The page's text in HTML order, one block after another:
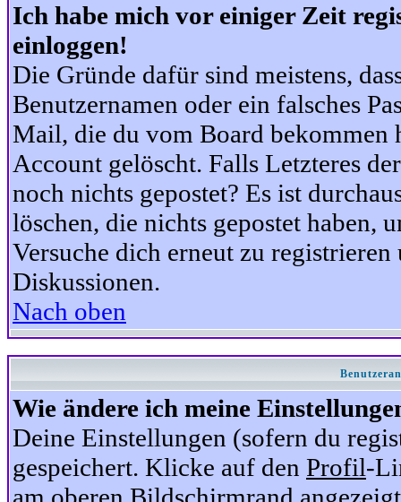
Ich habe mich vor einiger Zeit
einloggen!
Die Gründe dafür sind meistens,
Benutzernamen oder ein falsches
Mail, die du vom Board bekommen
Account gelöscht. Falls Letzteres
noch nichts gepostet? Es ist
löschen, die nichts gepostet haben,
Versuche dich erneut zu
Diskussionen.
Nach oben
Wie ändere ich meine
Deine Einstellungen (sofern du
gespeichert. Klicke auf den Profil-